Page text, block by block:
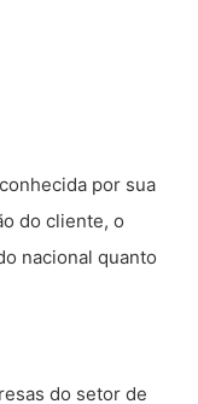
por sua
do cliente, o
nacional quanto
do setor de